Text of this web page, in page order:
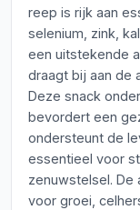
reep is rijk aan
selenium, zink,
een uitstekende
draagt bij aan de
Deze snack
bevordert een
ondersteunt de
essentieel voor
zenuwstelsel. De
voor groei,